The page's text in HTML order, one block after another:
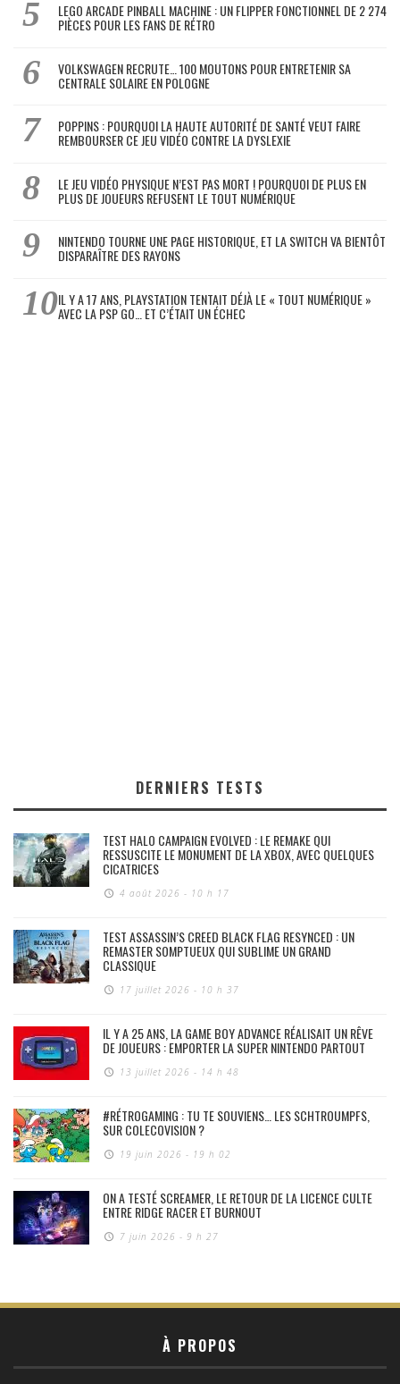
LEGO ARCADE PINBALL MACHINE : UN FLIPPER FONCTIONNEL DE 2 274
PIÈCES POUR LES FANS DE RÉTRO
VOLKSWAGEN RECRUTE… 100 MOUTONS POUR ENTRETENIR SA
CENTRALE SOLAIRE EN POLOGNE
POPPINS : POURQUOI LA HAUTE AUTORITÉ DE SANTÉ VEUT FAIRE
REMBOURSER CE JEU VIDÉO CONTRE LA DYSLEXIE
LE JEU VIDÉO PHYSIQUE N’EST PAS MORT ! POURQUOI DE PLUS EN
PLUS DE JOUEURS REFUSENT LE TOUT NUMÉRIQUE
NINTENDO TOURNE UNE PAGE HISTORIQUE, ET LA SWITCH VA BIENTÔT
DISPARAÎTRE DES RAYONS
IL Y A 17 ANS, PLAYSTATION TENTAIT DÉJÀ LE « TOUT NUMÉRIQUE »
AVEC LA PSP GO… ET C’ÉTAIT UN ÉCHEC
DERNIERS TESTS
TEST HALO CAMPAIGN EVOLVED : LE REMAKE QUI
RESSUSCITE LE MONUMENT DE LA XBOX, AVEC QUELQUES
CICATRICES
4 août 2026 - 10 h 17
TEST ASSASSIN’S CREED BLACK FLAG RESYNCED : UN
REMASTER SOMPTUEUX QUI SUBLIME UN GRAND
CLASSIQUE
17 juillet 2026 - 10 h 37
IL Y A 25 ANS, LA GAME BOY ADVANCE RÉALISAIT UN RÊVE
DE JOUEURS : EMPORTER LA SUPER NINTENDO PARTOUT
13 juillet 2026 - 14 h 48
#RÉTROGAMING : TU TE SOUVIENS… LES SCHTROUMPFS,
SUR COLECOVISION ?
19 juin 2026 - 19 h 02
ON A TESTÉ SCREAMER, LE RETOUR DE LA LICENCE CULTE
ENTRE RIDGE RACER ET BURNOUT
7 juin 2026 - 9 h 27
À PROPOS